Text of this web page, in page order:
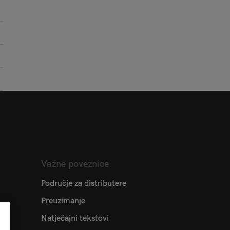
Važne poveznice
Područje za distributere
Preuzimanje
Natječajni tekstovi